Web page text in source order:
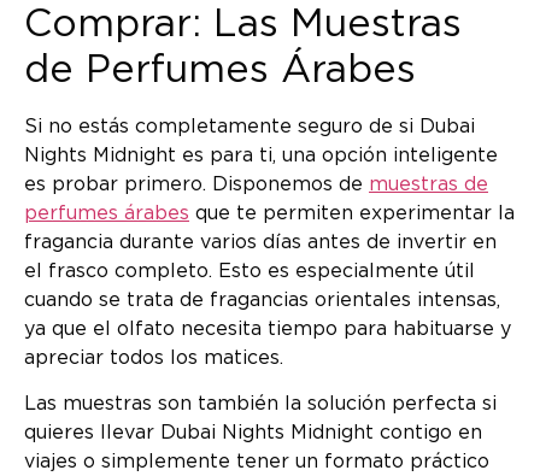
Comprar: Las Muestras
de Perfumes Árabes
Si no estás completamente seguro de si Dubai
Nights Midnight es para ti, una opción inteligente
es probar primero. Disponemos de muestras de
perfumes árabes que te permiten experimentar la
fragancia durante varios días antes de invertir en
el frasco completo. Esto es especialmente útil
cuando se trata de fragancias orientales intensas,
ya que el olfato necesita tiempo para habituarse y
apreciar todos los matices.
Las muestras son también la solución perfecta si
quieres llevar Dubai Nights Midnight contigo en
viajes o simplemente tener un formato práctico